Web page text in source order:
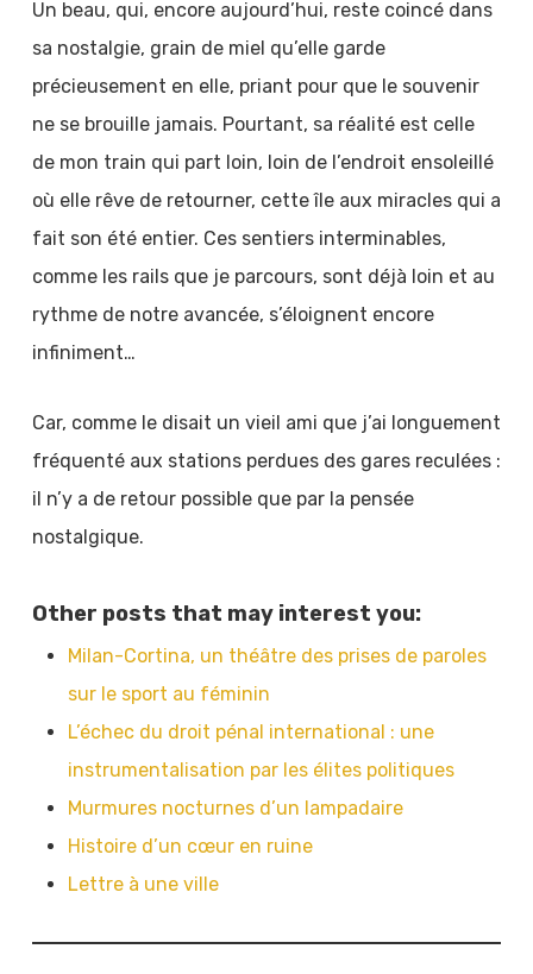
Un beau, qui, encore aujourd’hui, reste coincé dans
sa nostalgie, grain de miel qu’elle garde
précieusement en elle, priant pour que le souvenir
ne se brouille jamais. Pourtant, sa réalité est celle
de mon train qui part loin, loin de l’endroit ensoleillé
où elle rêve de retourner, cette île aux miracles qui a
fait son été entier. Ces sentiers interminables,
comme les rails que je parcours, sont déjà loin et au
rythme de notre avancée, s’éloignent encore
infiniment…
Car, comme le disait un vieil ami que j’ai longuement
fréquenté aux stations perdues des gares reculées :
il n’y a de retour possible que par la pensée
nostalgique.
Other posts that may interest you:
Milan-Cortina, un théâtre des prises de paroles
sur le sport au féminin
L’échec du droit pénal international : une
instrumentalisation par les élites politiques
Murmures nocturnes d’un lampadaire
Histoire d’un cœur en ruine
Lettre à une ville